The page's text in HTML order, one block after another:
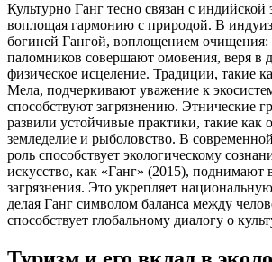
Культурно Ганг тесно связан с индийской
воплощая гармонию с природой. В
богиней Гангой, воплощением
паломников совершают омовения, веря в
физическое исцеление. Традиции, такие
Мела, подчеркивают уважение к
способствуют загрязнению. Этнические
развили устойчивые практики, такие как
земледелие и рыболовство. В
роль способствует экологическому
искусство, как «Ганг» (2015), поднимают
загрязнения. Это укрепляет
делая Ганг символом баланса между
способствует глобальному диалогу о